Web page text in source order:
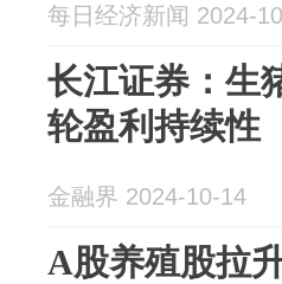
每日经济新闻 2024-
长江证券：生
轮盈利持续性
金融界 2024-10-14
A股养殖股拉